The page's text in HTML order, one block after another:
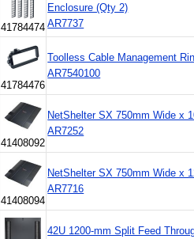
41784474
Enclosure (Qty 2)
AR7737
41784476
Toolless Cable Management
AR7540100
41408092
NetShelter SX 750mm Wide x
AR7252
41408094
NetShelter SX 750mm Wide x
AR7716
42U 1200-mm Split Feed